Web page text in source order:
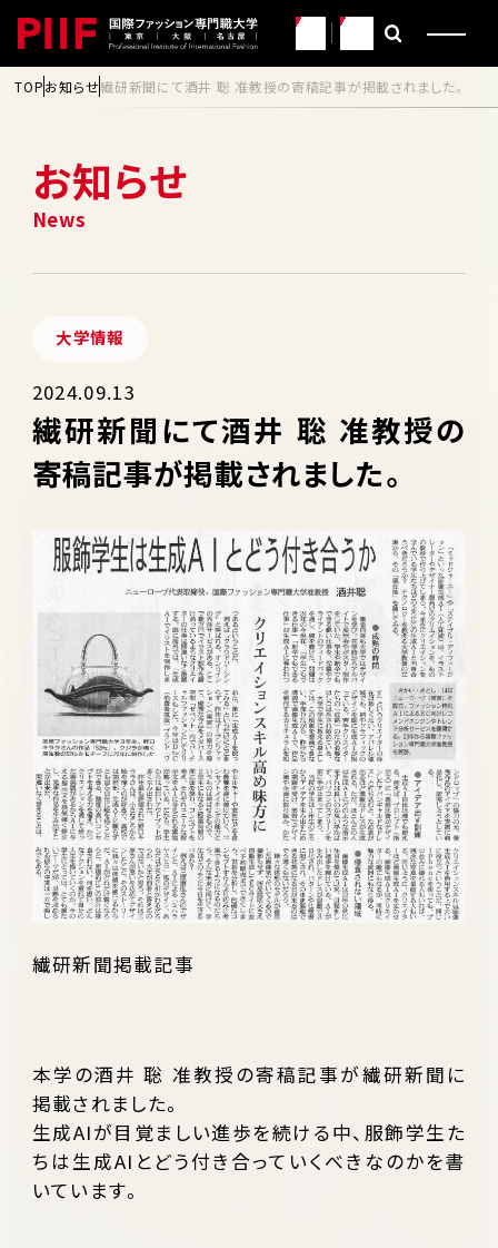
JP EN
お知らせ
TOPお知らせ繊研新聞にて酒井 聡 准教授の寄稿記事が掲載されました。
大学情報
2024.09.13
繊研新聞にて酒井 聡 准教授の
寄稿記事が掲載されました。
繊研新聞掲載記事
本学の酒井 聡 准教授の寄稿記事が繊研新聞に
掲載されました。
生成AIが目覚ましい進歩を続ける中、服飾学生た
ちは生成AIとどう付き合っていくべきなのかを書
いています。